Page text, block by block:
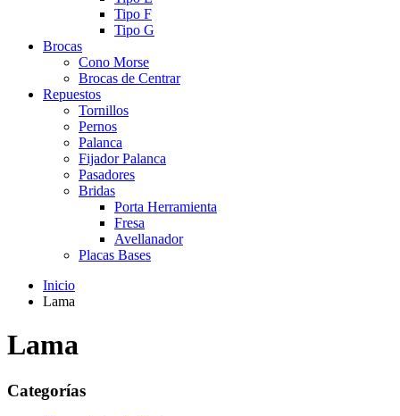
Tipo F
Tipo G
Brocas
Cono Morse
Brocas de Centrar
Repuestos
Tornillos
Pernos
Palanca
Fijador Palanca
Pasadores
Bridas
Porta Herramienta
Fresa
Avellanador
Placas Bases
Inicio
Lama
Lama
Categorías